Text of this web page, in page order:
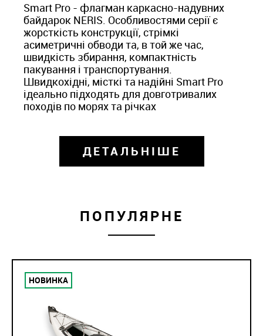
Smart Pro - флагман каркасно-надувних
байдарок NERIS. Особливостями серії є
жорсткість конструкції, стрімкі
асиметричні обводи та, в той же час,
швидкість збирання, компактність
пакування і транспортування.
Швидкохідні, місткі та надійні Smart Pro
ідеально підходять для довготривалих
походів по морях та річках
ДЕТАЛЬНІШЕ
ПОПУЛЯРНЕ
НОВИНКА